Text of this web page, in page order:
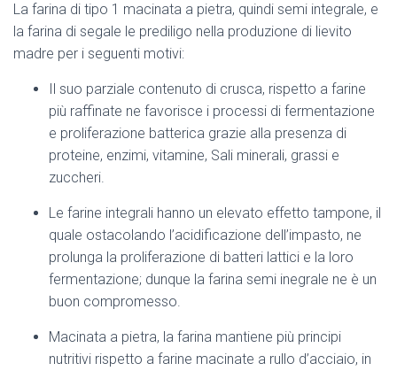
La farina di tipo 1 macinata a pietra, quindi semi integrale, e
la farina di segale le prediligo nella produzione di lievito
madre per i seguenti motivi:
Il suo parziale contenuto di crusca, rispetto a farine
più raffinate ne favorisce i processi di fermentazione
e proliferazione batterica grazie alla presenza di
proteine, enzimi, vitamine, Sali minerali, grassi e
zuccheri.
Le farine integrali hanno un elevato effetto tampone, il
quale ostacolando l’acidificazione dell’impasto, ne
prolunga la proliferazione di batteri lattici e la loro
fermentazione; dunque la farina semi inegrale ne è un
buon compromesso.
Macinata a pietra, la farina mantiene più principi
nutritivi rispetto a farine macinate a rullo d’acciaio, in